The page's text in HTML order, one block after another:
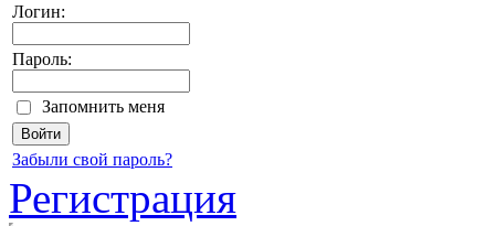
Логин:
Пароль:
Запомнить меня
Забыли свой пароль?
Регистрация